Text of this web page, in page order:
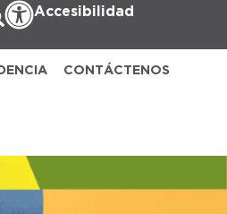
Accesibilidad
CONTÁCTENOS